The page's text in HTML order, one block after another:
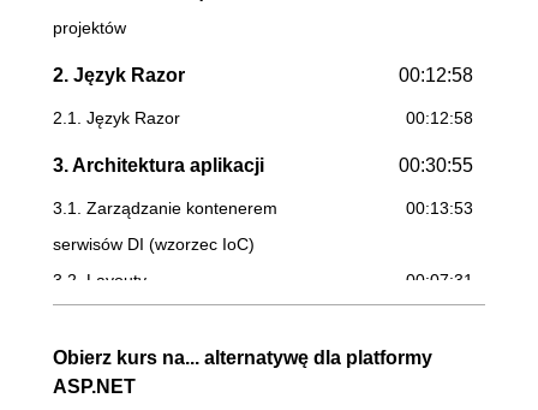
projektów
2. Język Razor 00:12:58
2.1. Język Razor 00:12:58
3. Architektura aplikacji 00:30:55
3.1. Zarządzanie kontenerem
serwisów DI (wzorzec IoC)
00:13:53
3.2. Layouty
00:07:31
4. Routing 00:26:59
Obierz kurs na... alternatywę dla platformy
ASP.NET